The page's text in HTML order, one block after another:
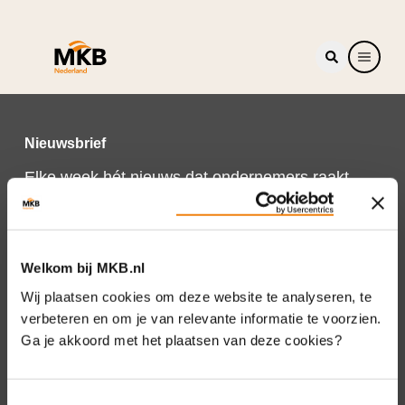
Welkom bij MKB.nl
Wij plaatsen cookies om deze website te analyseren, te
verbeteren en om je van relevante informatie te voorzien.
Ga je akkoord met het plaatsen van deze cookies?
Nieuwsbrief
Elke week hét nieuws dat ondernemers raakt.
Schrijf je nu in voor de MKB-Nederland
nieuwsbrief.
Schrijf je in
Direct naar
Over ons